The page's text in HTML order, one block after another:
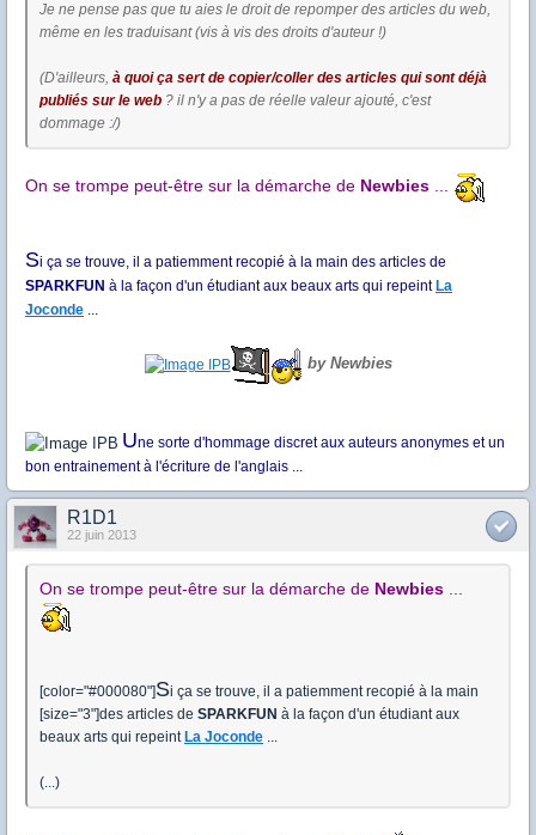
Je ne pense pas que tu aies le droit de repomper des articles du web,
même en les traduisant (vis à vis des droits d'auteur !)
(D'ailleurs, à quoi ça sert de copier/coller des articles qui sont déjà
publiés sur le web ? il n'y a pas de réelle valeur ajouté, c'est
dommage :/)
On se trompe peut-être sur la démarche de Newbies ...
Si ça se trouve, il a patiemment recopié à la main des articles de
SPARKFUN à la façon d'un étudiant aux beaux arts qui repeint La
Joconde ...
by Newbies
Une sorte d'hommage discret aux auteurs anonymes et un
bon entrainement à l'écriture de l'anglais ...
R1D1
22 juin 2013
On se trompe peut-être sur la démarche de Newbies ...
[color="#000080"]Si ça se trouve, il a patiemment recopié à la main
[size="3"]des articles de SPARKFUN à la façon d'un étudiant aux
beaux arts qui repeint La Joconde ...
(...)